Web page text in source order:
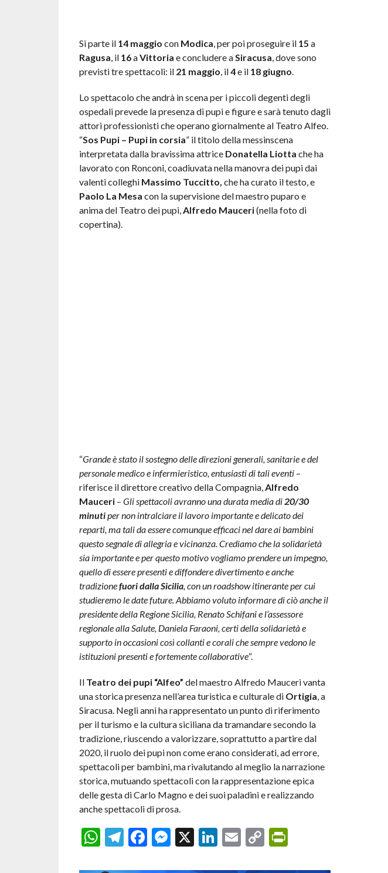
Si parte il 14 maggio con Modica, per poi proseguire il 15 a
Ragusa, il 16aVittoria e concludere aSiracusa, dove sono
previsti tre spettacoli: il 21 maggio, il4e il 18 giugno.
Lo spettacolo che andrà in scena per i piccoli degenti degli
ospedali prevede la presenza di pupi e figure e sarà tenuto dagli
attori professionisti che operano giornalmente al Teatro Alfeo.
“Sos Pupi – Pupi in corsia” il titolo della messinscena
interpretata dalla bravissima attrice Donatella Liotta che ha
lavorato con Ronconi, coadiuvata nella manovra dei pupi dai
valenti colleghi Massimo Tuccitto, che ha curato il testo, e
Paolo La Mesa con la supervisione del maestro puparo e
anima del Teatro dei pupi,Alfredo Mauceri(nella foto di
copertina).
“Grande è stato il sostegno delle direzioni generali, sanitarie e del
personale medico e infermieristico, entusiasti di tali eventi –
riferisce il direttore creativo della Compagnia,Alfredo
Mauceri– Gli spettacoli avranno una durata media di20/30
minutiper non intralciare il lavoro importante e delicato dei
reparti, ma tali da essere comunque efficaci nel dare ai bambini
questo segnale di allegria e vicinanza. Crediamo che la solidarietà
sia importante e per questo motivo vogliamo prendere un impegno,
quello di essere presenti e diffondere divertimento e anche
tradizionefuori dalla Sicilia, con un roadshow itinerante per cui
studieremo le date future. Abbiamo voluto informare di ciò anche il
presidente della Regione Sicilia, Renato Schifani e l’assessore
regionale alla Salute, Daniela Faraoni, certi della solidarietà e
supporto in occasioni così collanti e corali che sempre vedono le
istituzioni presenti e fortemente collaborative“.
Il Teatro dei pupi “Alfeo” del maestro Alfredo Mauceri vanta
una storica presenza nell’area turistica e culturale di Ortigia, a
Siracusa. Negli anni ha rappresentato un punto di riferimento
per il turismo e la cultura siciliana da tramandare secondo la
tradizione, riuscendo a valorizzare, soprattutto a partire dal
2020, il ruolo dei pupi non come erano considerati, ad errore,
spettacoli per bambini, ma rivalutando al meglio la narrazione
storica, mutuando spettacoli con la rappresentazione epica
delle gesta di Carlo Magno e dei suoi paladini e realizzando
anche spettacoli di prosa.
WhatsApp
Telegram
Facebook
Messenger
X LinkedIn
Email
CopyPrintFriendly